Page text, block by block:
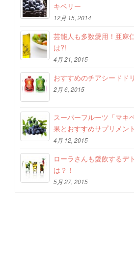
キベリー
12月 15, 2014
芸能人も多数愛用！亜麻
は?!
4月 21, 2015
おすすめのチアシードド
2月 6, 2015
スーパーフルーツ「マキ
果とおすすめサプリメント
4月 12, 2015
ローラさんも愛飲するデ
は？！
5月 27, 2015